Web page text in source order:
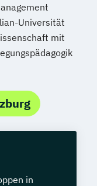
Universität
mit
in